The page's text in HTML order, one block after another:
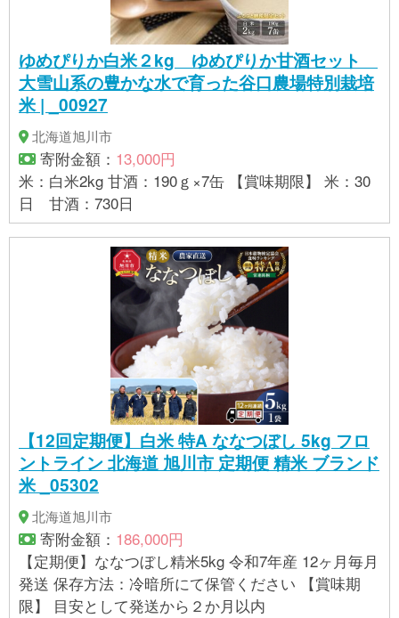
ゆめぴりか白米２kg ゆめぴりか甘酒セット
大雪山系の豊かな水で育った谷口農場特別栽培
米 | _00927
北海道旭川市
寄附金額： 13,000円
米：白米2kg 甘酒：190ｇ×7缶 【賞味期限】 米：30
日 甘酒：730日
【12回定期便】白米 特A ななつぼし 5kg フロ
ントライン 北海道 旭川市 定期便 精米 ブランド
米 _05302
北海道旭川市
寄附金額： 186,000円
【定期便】ななつぼし精米5kg 令和7年産 12ヶ月毎月
発送 保存方法：冷暗所にて保管ください 【賞味期
限】 目安として発送から２か月以内